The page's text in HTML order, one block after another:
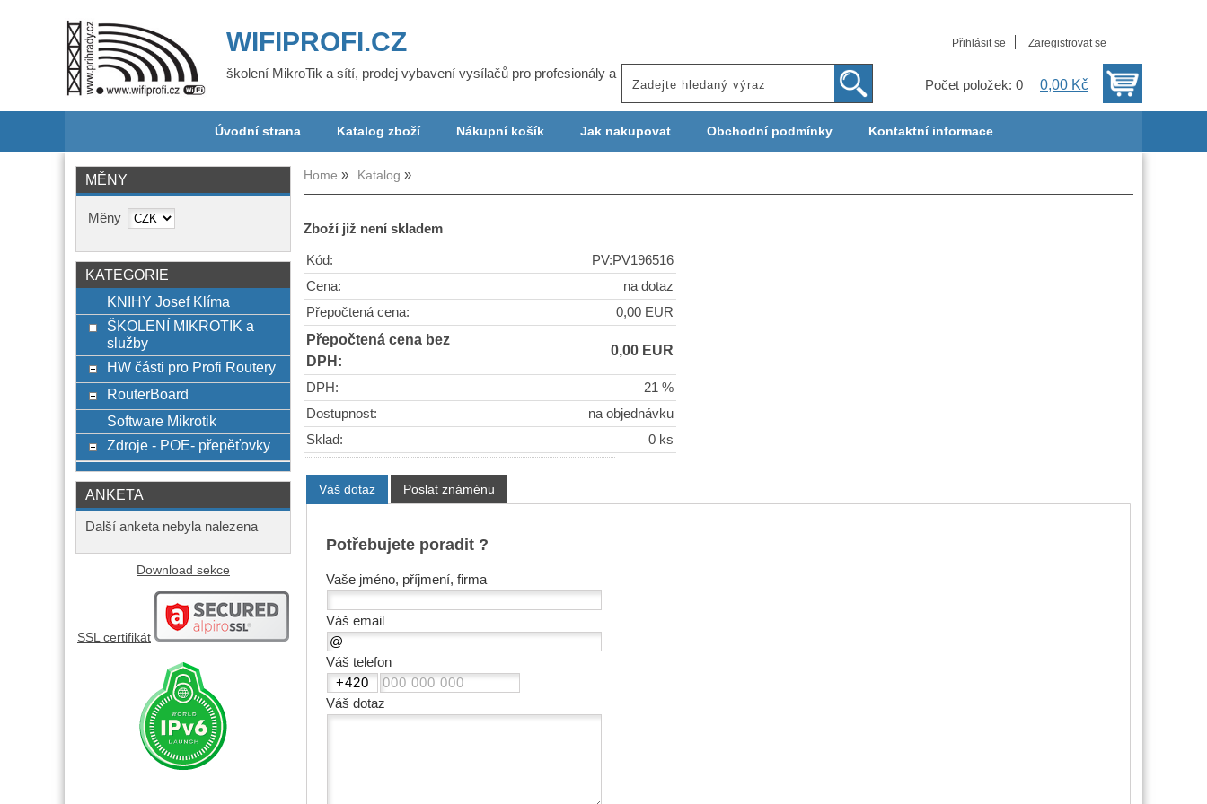
Přihlásit se Zaregistrovat se
Počet položek: 0 0,00 Kč
WIFIPROFI.CZ
školení MikroTik a sítí, prodej vybavení vysílačů pro profesionály a ISP
Úvodní strana Katalog zboží Nákupní košík Jak nakupovat Obchodní podmínky Kontaktní informace
Home Katalog
Zboží již není skladem
Kód:
PV:PV196516
Cena:
na dotaz
Přepočtená cena:
0,00 EUR
Přepočtená cena bez
DPH:
0,00 EUR
DPH:
21 %
Dostupnost:
na objednávku
Sklad:
0 ks
Váš dotaz Poslat známénu
Potřebujete poradit ?
Vaše jméno, příjmení, firma
Váš email
Váš telefon
Váš dotaz
MĚNY
Měny
KATEGORIE
KNIHY Josef Klíma
ŠKOLENÍ MIKROTIK a
služby
HW části pro Profi Routery
RouterBoard
Software Mikrotik
Zdroje - POE- přepěťovky
ANKETA
Další anketa nebyla nalezena
Download sekce
SSL certifikát